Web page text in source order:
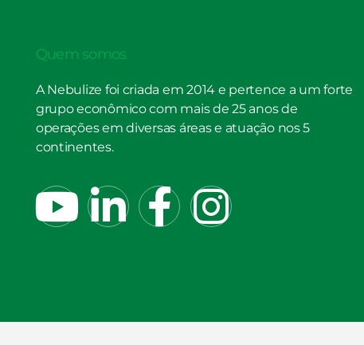
Quem somos
A Nebulize foi criada em 2014 e pertence a um forte
grupo econômico com mais de 25 anos de
operações em diversas áreas e atuação nos 5
continentes.